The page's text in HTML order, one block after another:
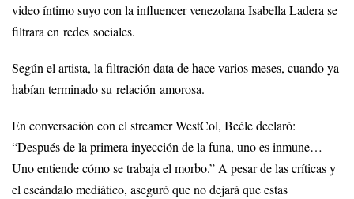
video íntimo suyo con la influencer venezolana Isabella Ladera se
filtrara en redes sociales.
Según el artista, la filtración data de hace varios meses, cuando ya
habían terminado su relación amorosa.
En conversación con el streamer WestCol, Beéle declaró:
“Después de la primera inyección de la funa, uno es inmune…
Uno entiende cómo se trabaja el morbo.” A pesar de las críticas y
el escándalo mediático, aseguró que no dejará que estas